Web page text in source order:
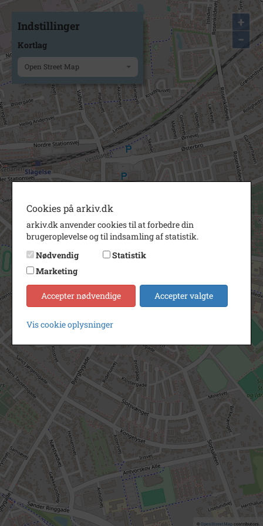
+
−
© OpenStreetMapcontributors.
Indstillinger
Kortlag
Open Street Map
Cookies på arkiv.dk
arkiv.dk anvender cookies til at forbedre din
brugeroplevelse og til indsamling af statistik.
Nødvendig
Statistik
Marketing
Accepter nødvendige Accepter valgte
Vis cookie oplysninger